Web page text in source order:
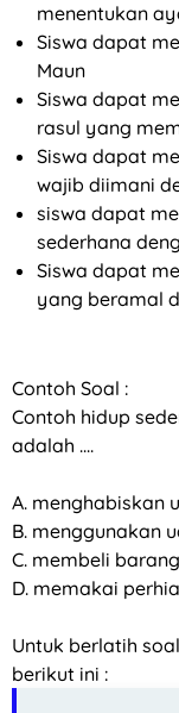
menentukan
Siswa dapat
Maun
Siswa dapat
rasul yang
Siswa dapat
wajib diimani
siswa dapat
sederhana
Siswa dapat
yang beramal
Contoh Soal :
Contoh hidup
adalah ....
A. menghabiskan
B. menggunakan
C. membeli
D. memakai
Untuk berlatih
berikut ini :